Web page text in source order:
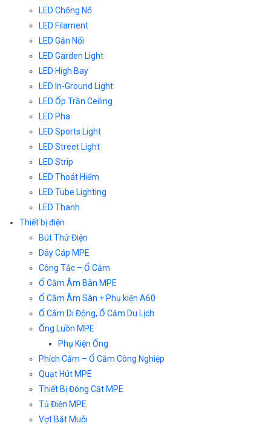
LED Chống Nổ
LED Filament
LED Gắn Nổi
LED Garden Light
LED High Bay
LED In-Ground Light
LED Ốp Trần Ceiling
LED Pha
LED Sports Light
LED Street Light
LED Strip
LED Thoát Hiểm
LED Tube Lighting
LED Thanh
Thiết bị điện
Bút Thử Điện
Dây Cáp MPE
Công Tắc – Ổ Cắm
Ổ Cắm Âm Bàn MPE
Ổ Cắm Âm Sàn + Phụ kiện A60
Ổ Cắm Di Động, Ổ Cắm Du Lịch
Ống Luồn MPE
Phụ Kiện Ống
Phích Cắm – Ổ Cắm Công Nghiệp
Quạt Hút MPE
Thiết Bị Đóng Cắt MPE
Tủ Điện MPE
Vợt Bắt Muỗi